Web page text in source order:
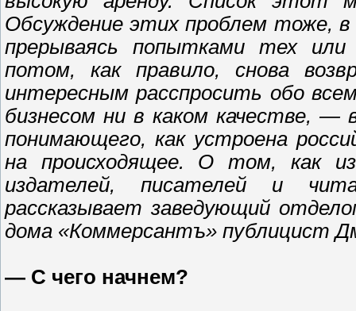
Обсуждение этих проблем тоже,
прерываясь попытками тех
потом, как правило, снова
интересным расспросить обо
бизнесом ни в каком качестве,
понимающего, как устроена
на происходящее. О том, как
издателей, писателей и
рассказывает заведующий
дома «Коммерсантъ» публицист
— С чего начнем?